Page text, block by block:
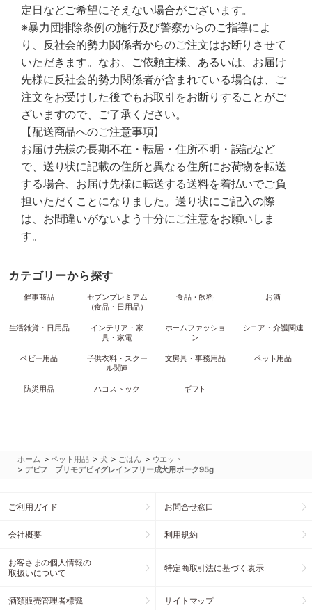
定日などご希望にそえない場合がございます。
※暴力団排除条例の施行及び警察からのご指導によ
り、反社会的勢力関係者からのご注文はお断りさせて
いただきます。なお、ご依頼主様、あるいは、お届け
先様に反社会的勢力関係者が含まれている場合は、ご
注文をお受けした後でもお取引をお断りすることがご
ざいますので、ご了承ください。
【配送商品へのご注意事項】
お届け先様の長期不在・転居・住所不明・誤記など
で、送り状に記載の住所と異なる住所にお荷物を転送
する場合、お届け先様に転送する送料を着払いでご負
担いただくことになりました。送り状にご記入の際
は、お間違いがないよう十分にご注意をお願いしま
す。
カテゴリーから探す
催事商品
セブンプレミアム
（食品・日用品）
食品・飲料 お酒
生活雑貨・日用品
インテリア・家
具・家電
ホームファッショ
ン
シニア・介護関連
ベビー用品
子供衣料・スクー
ル関連
文房具・事務用品 ペット用品
防災用品 ハコストック ギフト
ホーム >ペット用品 > 犬 > ごはん > ウエット
> デビフ プリモデビィグレインフリー成犬用ポーク95g
ご利用ガイド お問合せ窓口
会社概要 利用規約
お客さまの個人情報の
取扱いについて
特定商取引法に基づく表示
酒類販売管理者標識 サイトマップ